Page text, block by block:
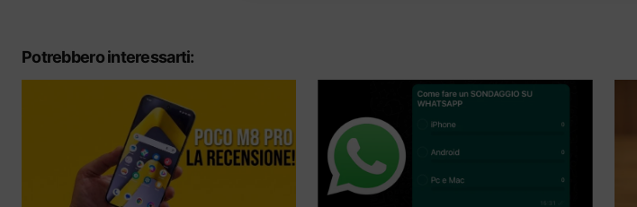
Potrebbero interessarti: